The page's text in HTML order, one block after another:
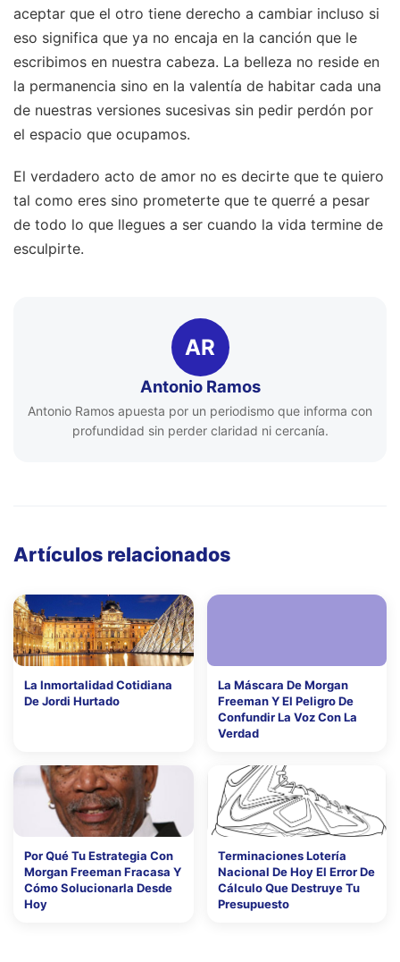
aceptar que el otro tiene derecho a cambiar incluso si
eso significa que ya no encaja en la canción que le
escribimos en nuestra cabeza. La belleza no reside en
la permanencia sino en la valentía de habitar cada una
de nuestras versiones sucesivas sin pedir perdón por
el espacio que ocupamos.
El verdadero acto de amor no es decirte que te quiero
tal como eres sino prometerte que te querré a pesar
de todo lo que llegues a ser cuando la vida termine de
esculpirte.
AR
Antonio Ramos
Antonio Ramos apuesta por un periodismo que informa con
profundidad sin perder claridad ni cercanía.
Artículos relacionados
La Inmortalidad Cotidiana
De Jordi Hurtado
La Máscara De Morgan
Freeman Y El Peligro De
Confundir La Voz Con La
Verdad
Por Qué Tu Estrategia Con
Morgan Freeman Fracasa Y
Cómo Solucionarla Desde
Hoy
Terminaciones Lotería
Nacional De Hoy El Error De
Cálculo Que Destruye Tu
Presupuesto